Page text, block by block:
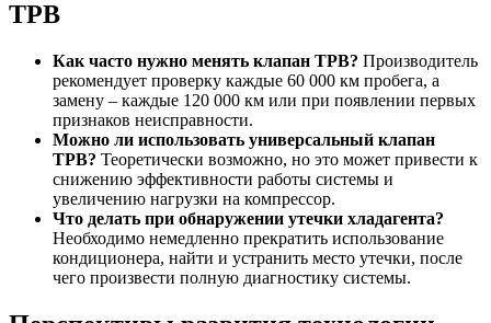
ТРВ
Как часто нужно менять клапан ТРВ? Производитель
рекомендует проверку каждые 60 000 км пробега, а
замену – каждые 120 000 км или при появлении первых
признаков неисправности.
Можно ли использовать универсальный клапан
ТРВ? Теоретически возможно, но это может привести к
снижению эффективности работы системы и
увеличению нагрузки на компрессор.
Что делать при обнаружении утечки хладагента?
Необходимо немедленно прекратить использование
кондиционера, найти и устранить место утечки, после
чего произвести полную диагностику системы.